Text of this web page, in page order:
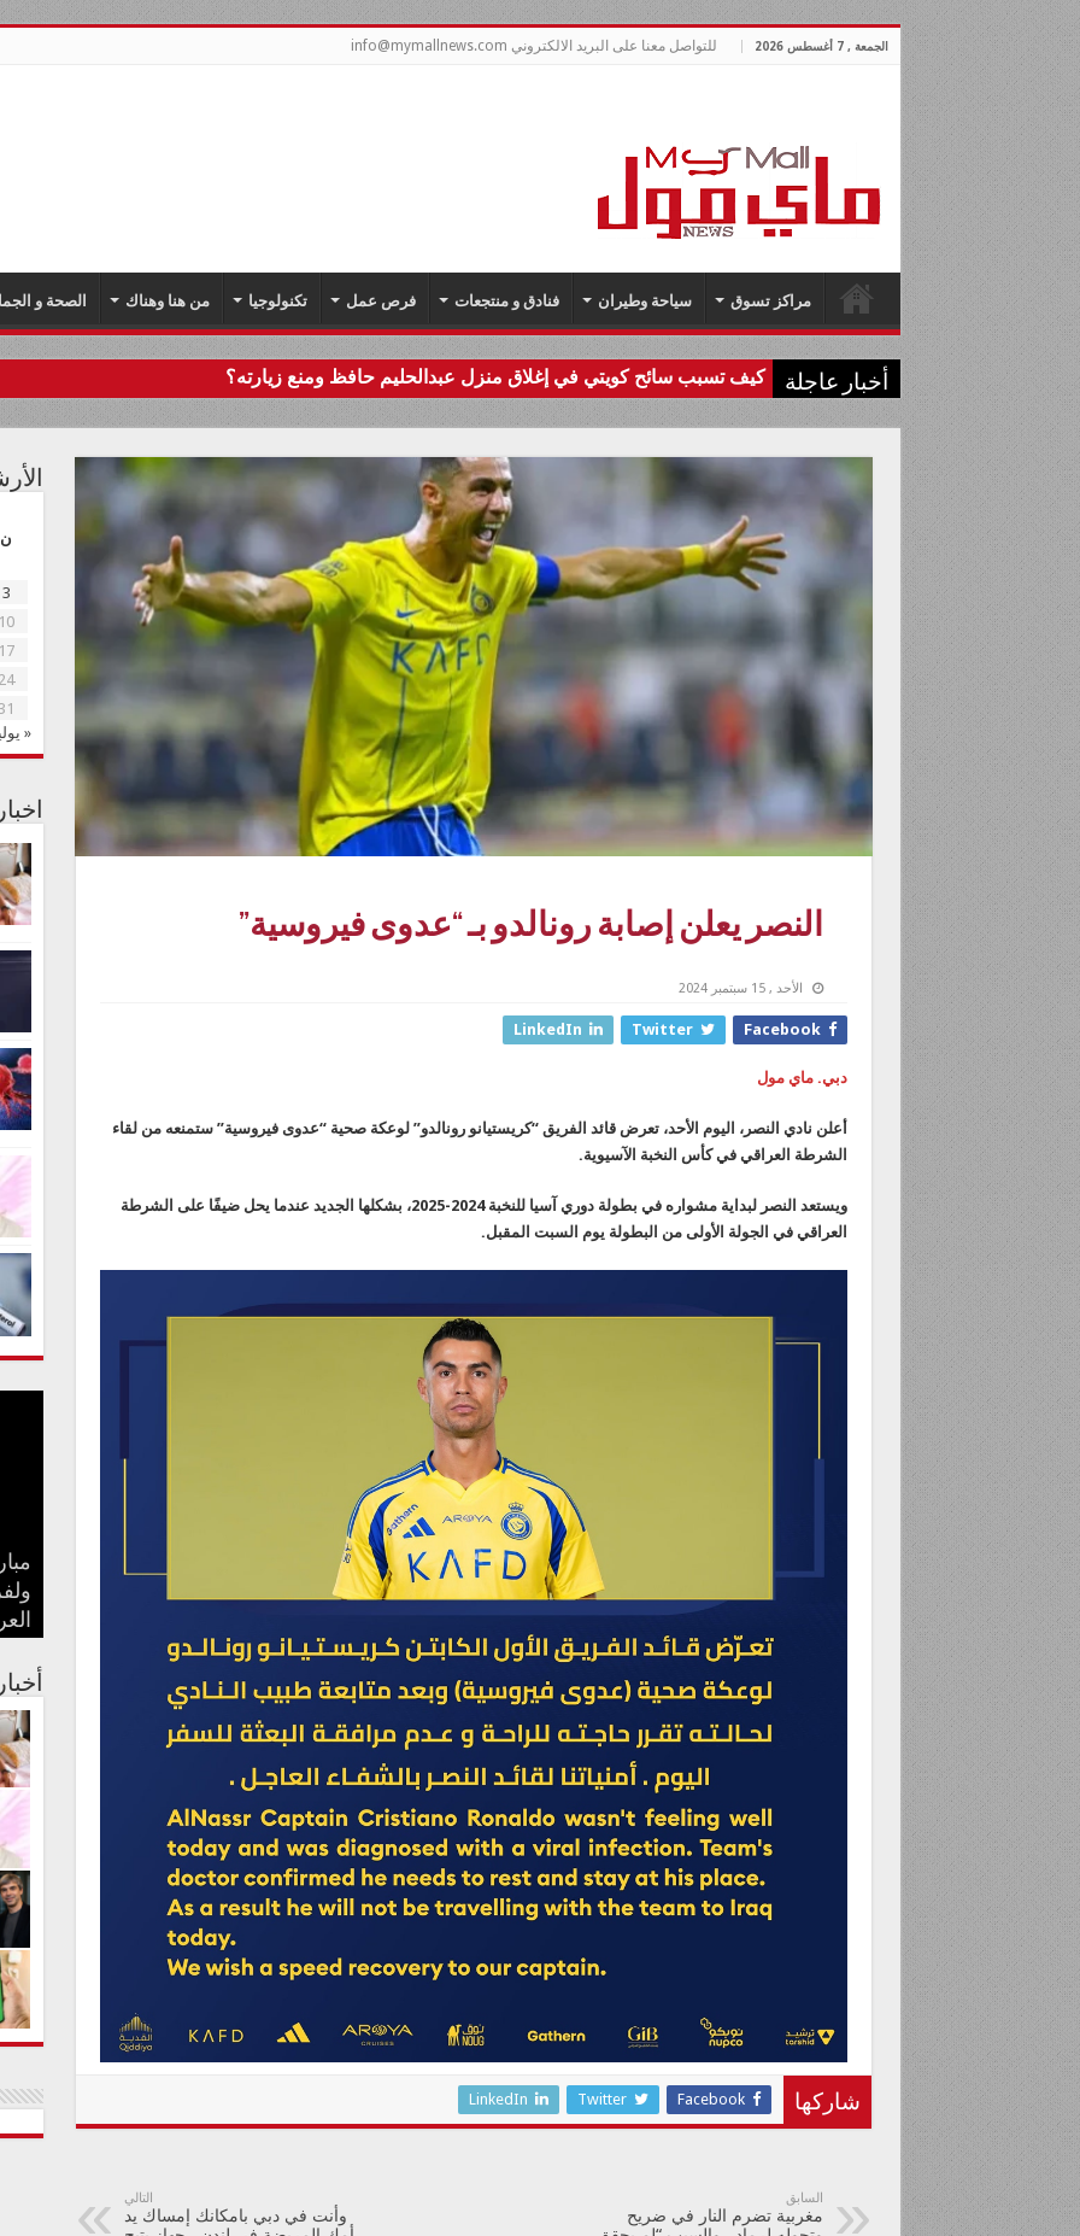
الجمعة , 7 أغسطس 2026 للتواصل معنا على البريد الالكتروني info@mymallnews.com
مراكز تسوق سياحة وطيران فنادق و منتجعات فرص عمل تكنولوجيا من هنا وهناك الصحة و
أخبار عاجلة كيف تسبب سائح كويتي في إغلاق منزل عبدالحليم حافظ ومنع زيارته؟
النصر يعلن إصابة رونالدو بـ “عدوى فيروسية”
الأحد , 15 سبتمبر 2024
Facebook
Twitter
LinkedIn
دبي. ماي مول
أعلن نادي ‎النصر، اليوم الأحد، تعرض قائد الفريق “كريستيانو رونالدو” لوعكة صحية “عدوى فيروسية” ستمنعه من لقاء
الشرطة العراقي في كأس النخبة الآسيوية.
ويستعد النصر لبداية مشواره في بطولة دوري آسيا للنخبة 2024-2025، بشكلها الجديد عندما يحل ضيفًا على الشرطة
العراقي في الجولة الأولى من البطولة يوم السبت المقبل.
شاركها Facebook
Twitter
LinkedIn
السابق
مغربية تضرم النار في ضريح
التالي
وأنت في دبي بامكانك إمساك يد
ن
3
10
17
24
«
في